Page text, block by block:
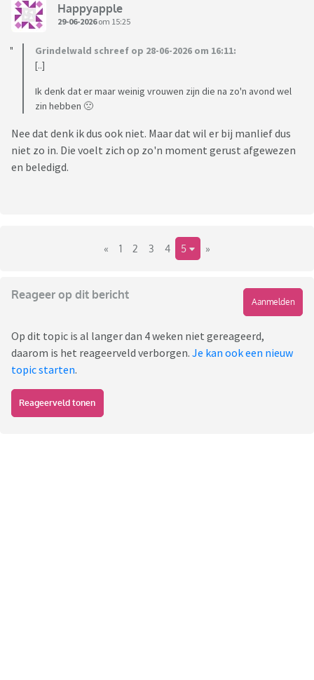
Happyapple
29-06-2026om 15:25
Grindelwald schreef op 28-06-2026 om 16:11:
[..]
Ik denk dat er maar weinig vrouwen zijn die na zo'n avond wel
zin hebben 🙁
Nee dat denk ik dus ook niet. Maar dat wil er bij manlief dus
niet zo in. Die voelt zich op zo'n moment gerust afgewezen
en beledigd.
« 1 2 3 4 5 »
Reageer op dit bericht
Aanmelden
Op dit topic is al langer dan 4 weken niet gereageerd,
daarom is het reageerveld verborgen. Je kan ook een nieuw
topic starten.
Reageerveld tonen